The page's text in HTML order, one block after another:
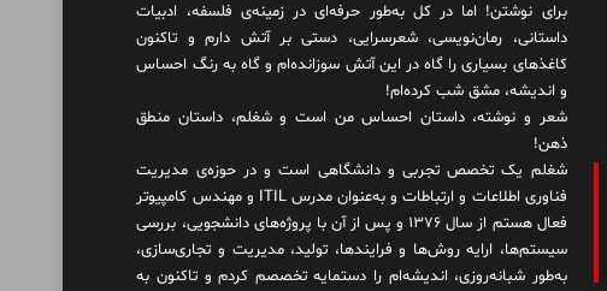
برای نوشتن! اما در کل به‌طور حرفه‌ای در زمینه‌ی فلسفه، ادبیات
داستانی، رمان‌نویسی، شعرسرایی، دستی بر آتش دارم و تاکنون
کاغذهای بسیاری را گاه در این آتش سوزانده‌ام و گاه به رنگ احساس
و اندیشه، مشق شب کرده‌ام!
شعر و نوشته، داستان احساس من است و شغلم، داستان منطق
ذهن!
شغلم یک تخصص تجربی و دانشگاهی است و در حوزه‌ی مدیریت
فناوری اطلاعات و ارتباطات و به‌عنوان مدرس ITIL و مهندس کامپیوتر
فعال هستم از سال ۱۳۷۶ و پس از آن با پروژه‌های دانشجویی، بررسی
سیستم‌ها، ارایه روش‌ها و فرایندها، تولید، مدیریت و تجاری‌سازی،
به‌طور شبانه‌روزی، اندیشه‌ام را دستمایه تخصصم کردم و تاکنون به